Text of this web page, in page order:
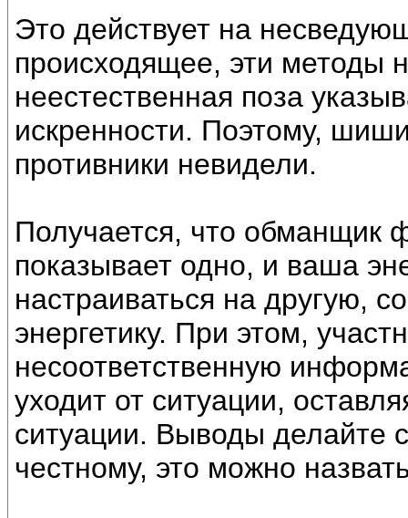
Это действует на
происходящее, эти методы
неестественная поза
искренности. Поэтому,
противники невидели.
Получается, что обманщик
показывает одно, и ваша
настраиваться на другую,
энергетику. При этом,
несоответственную
уходит от ситуации,
ситуации. Выводы делайте
честному, это можно